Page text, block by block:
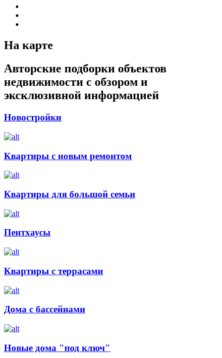
На карте
Авторские подборки объектов
недвижимости с обзором и
эксклюзивной информацией
Новостройки
Квартиры с новым ремонтом
Квартиры для большой семьи
Пентхаусы
Квартиры с террасами
Дома с бассейнами
Новые дома "под ключ"